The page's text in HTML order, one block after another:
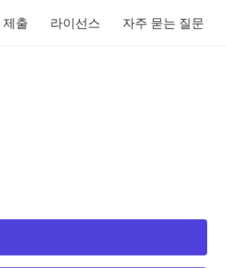
출 라이선스 자주 묻는 질문